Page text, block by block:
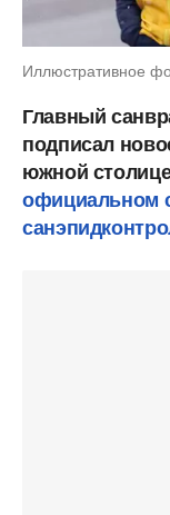
Иллюстративное
Главный
подписал
южной
официальном